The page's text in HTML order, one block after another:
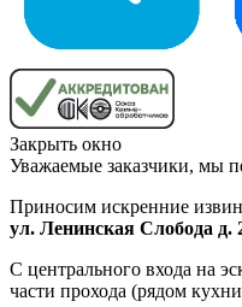
Закрыть окно
Уважаемые заказчики, мы
Приносим искренние
ул. Ленинская Слобода д.
С центрального входа на
части прохода (рядом